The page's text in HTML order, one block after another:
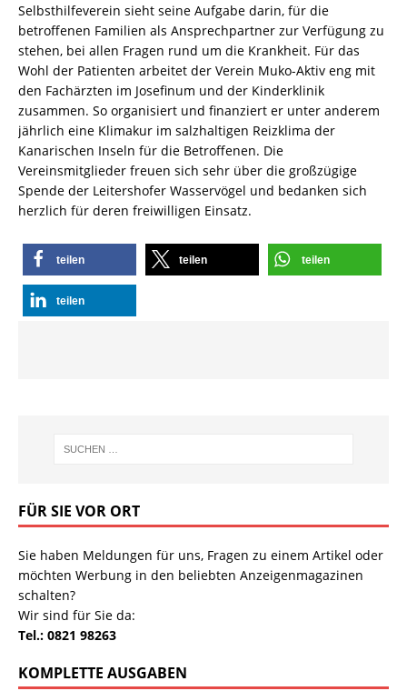
Selbsthilfeverein sieht seine Aufgabe darin, für die
betroffenen Familien als Ansprechpartner zur Verfügung zu
stehen, bei allen Fragen rund um die Krankheit. Für das
Wohl der Patienten arbeitet der Verein Muko-Aktiv eng mit
den Fachärzten im Josefinum und der Kinderklinik
zusammen. So organisiert und finanziert er unter anderem
jährlich eine Klimakur im salzhaltigen Reizklima der
Kanarischen Inseln für die Betroffenen. Die
Vereinsmitglieder freuen sich sehr über die großzügige
Spende der Leitershofer Wasservögel und bedanken sich
herzlich für deren freiwilligen Einsatz.
teilen teilen teilen
teilen
FÜR SIE VOR ORT
Sie haben Meldungen für uns, Fragen zu einem Artikel oder
möchten Werbung in den beliebten Anzeigenmagazinen
schalten?
Wir sind für Sie da:
Tel.: 0821 98263
KOMPLETTE AUSGABEN